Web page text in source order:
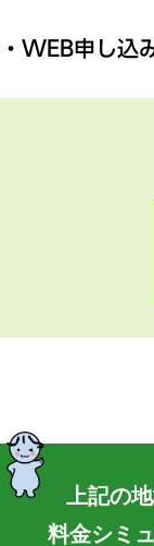
・WEB申し込
上記の
料金シミ